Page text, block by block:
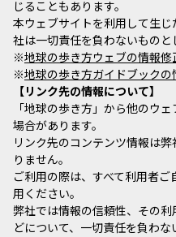
じることもあります。
本ウェブサイトを利用して生
社は一切責任を負わないものと
※地球の歩き方ウェブの情報
※地球の歩き方ガイドブック
リンク先の情報について
「地球の歩き方」から他のウ
場合があります。
リンク先のコンテンツ情報は
りません。
ご利用の際は、すべて利用者
用ください。
弊社では情報の信頼性、その
どについて、一切責任を負わな